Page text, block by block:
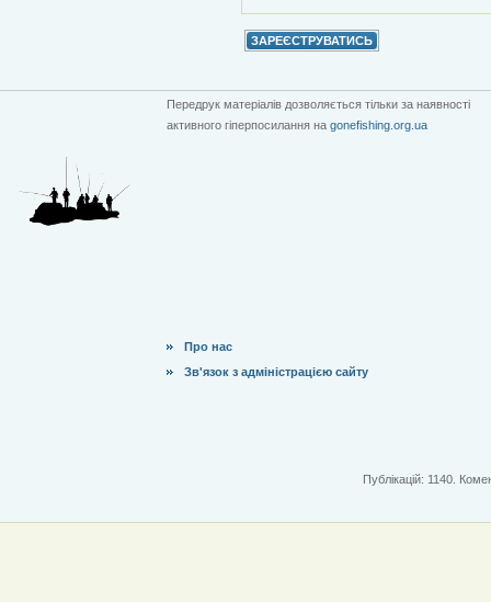
Передрук матеріалів дозволяється тільки за наявності
активного гіперпосилання на gonefishing.org.ua
Про нас
Зв'язок з адміністрацією сайту
Публікацій: 1140.